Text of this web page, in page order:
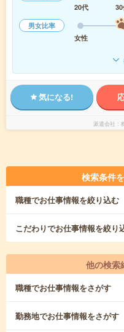
20代
男女比率
女性
気になる!
派遣会社
検索条件
職種でお仕事情報を絞り込む
こだわりでお仕事情報を絞り
他の検索
職種でお仕事情報をさがす
勤務地でお仕事情報をさがす